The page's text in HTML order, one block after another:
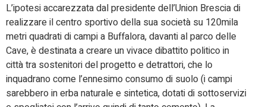
L’ipotesi accarezzata dal presidente dell’Union Brescia di
realizzare il centro sportivo della sua società su 120mila
metri quadrati di campi a Buffalora, davanti al parco delle
Cave, è destinata a creare un vivace dibattito politico in
città tra sostenitori del progetto e detrattori, che lo
inquadrano come l’ennesimo consumo di suolo (i campi
sarebbero in erba naturale e sintetica, dotati di sottoservizi